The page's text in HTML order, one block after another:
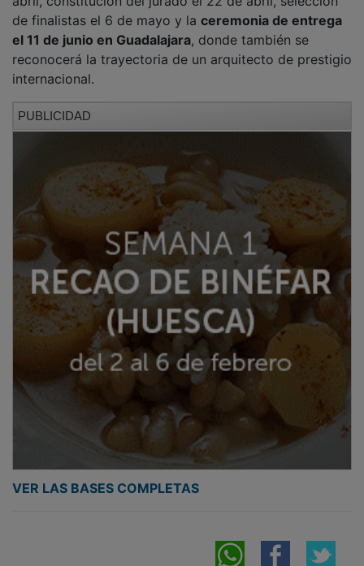
de finalistas el 6 de mayo y laceremonia de entrega
el 11 de junio en Guadalajara, donde también se
reconocerá la trayectoria de un arquitecto de prestigio
internacional.